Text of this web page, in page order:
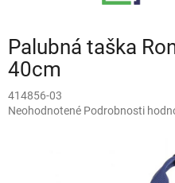
Palubná taška
40cm
414856-03
Priemerné
Neohodnotené Podrobnosti